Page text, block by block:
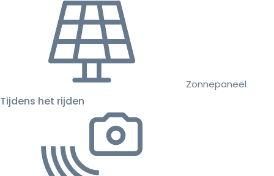
Zonnepaneel
Tijdens het rijden